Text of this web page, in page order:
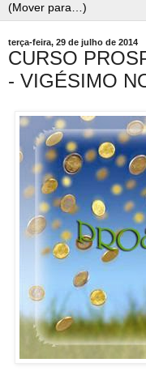
terça-feira, 29 de julho de 2014
CURSO
- VIGÉSIMO